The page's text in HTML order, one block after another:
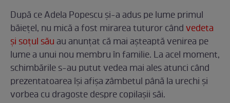
După ce Adela Popescu și-a adus pe lume primul
băiețel, nu mică a fost mirarea tuturor cândvedeta
și soțul săuau anunțat că mai așteaptă venirea pe
lume a unui nou membru în familie. La acel moment,
schimbările s-au putut vedea mai ales atunci când
prezentatoarea își afișa zâmbetul până la urechi și
vorbea cu dragoste despre copilașii săi.